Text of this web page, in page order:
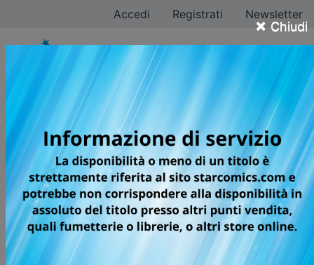
× Chiudi
Accedi Registrati Newsletter
Jérôme Alquié
Tutti i fumetti